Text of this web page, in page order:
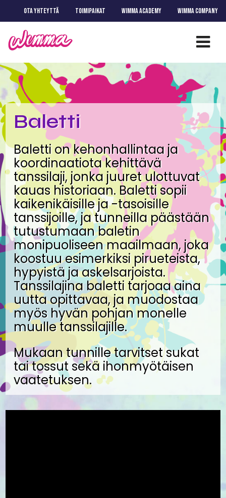
OTA YHTEYTTÄ TOIMIPAIKAT WIMMA ACADEMY WIMMA COMPANY
Baletti
Baletti on kehonhallintaa ja
koordinaatiota kehittävä
tanssilaji, jonka juuret ulottuvat
kauas historiaan. Baletti sopii
kaikenikäisille ja -tasoisille
tanssijoille, ja tunneilla päästään
tutustumaan baletin
monipuoliseen maailmaan, joka
koostuu esimerkiksi pirueteista,
hypyistä ja askelsarjoista.
Tanssilajina baletti tarjoaa aina
uutta opittavaa, ja muodostaa
myös hyvän pohjan monelle
muulle tanssilajille.
Mukaan tunnille tarvitset sukat
tai tossut sekä ihonmyötäisen
vaatetuksen.